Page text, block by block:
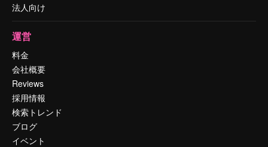
法人向け
運営
料金
会社概要
Reviews
採用情報
検索トレンド
ブログ
イベント